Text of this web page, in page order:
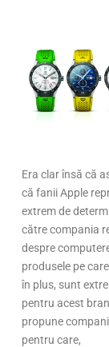
Era clar însă că
că fanii Apple
extrem de
către compania
despre
produsele pe
în plus, sunt
pentru acest
propune
pentru care,